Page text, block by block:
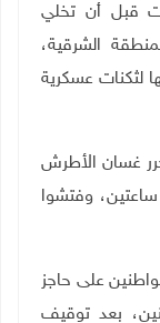
قبل أن تخلي
الشرقية،
لثكنات عسكرية
غسان الأطرش
وفتشوا
على حاجز
بعد توقيف